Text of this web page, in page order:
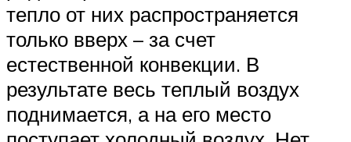
тепло от них распространяется
только вверх – за счет
естественной конвекции. В
результате весь теплый воздух
поднимается, а на его место